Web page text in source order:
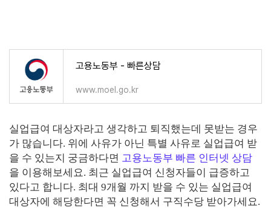
고용노동부 - 빠른상담
www.moel.go.kr
실업급여 대상자라고 생각하고 퇴직했는데 못받는 경우
가 많습니다. 위에 사유가 아닌 특별 사유로 실업급여 받
을 수 있는지 궁금하다면 고용노동부 빠른 인터넷 상담
을 이용해보세요. 최근 실업급여 신청자들이 급증하고
있다고 합니다. 최대 9개월 까지 받을 수 있는 실업급여
대상자에 해당한다면 꼭 신청해서 구직수당 받아가세요.